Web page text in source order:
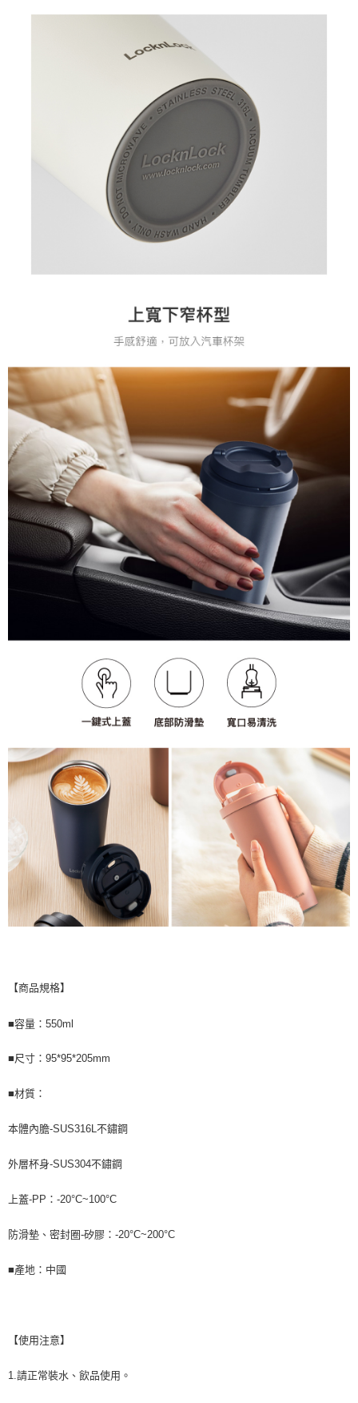
【商品規格】
■容量：550ml
■尺寸：95*95*205mm
■材質：
本體內膽-SUS316L不鏽鋼
外層杯身-SUS304不鏽鋼
上蓋-PP：-20°C~100°C
防滑墊、密封圈-矽膠：-20°C~200°C
■產地：中國
【使用注意】
1.請正常裝水、飲品使用。